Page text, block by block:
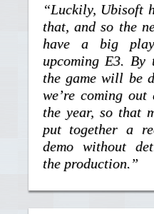
“Luckily, Ubisoft
that, and so the
have a big
upcoming E3. By
the game will be
we’re coming
the year, so that
put together a
demo without
the production.”